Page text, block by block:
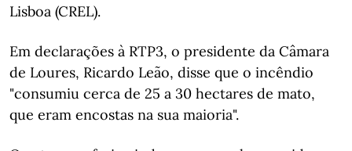
Lisboa (CREL).
Em declarações à RTP3, o presidente da Câmara
de Loures, Ricardo Leão, disse que o incêndio
"consumiu cerca de 25 a 30 hectares de mato,
que eram encostas na sua maioria".